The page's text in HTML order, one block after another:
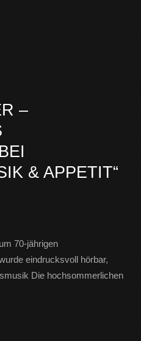
–
& APPETIT“
70-jährigen
eindrucksvoll hörbar,
Die hochsommerlichen